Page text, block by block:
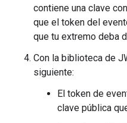
contiene una clave
que el token del
que tu extremo deba
Con la biblioteca de
siguiente:
El token de
clave pública